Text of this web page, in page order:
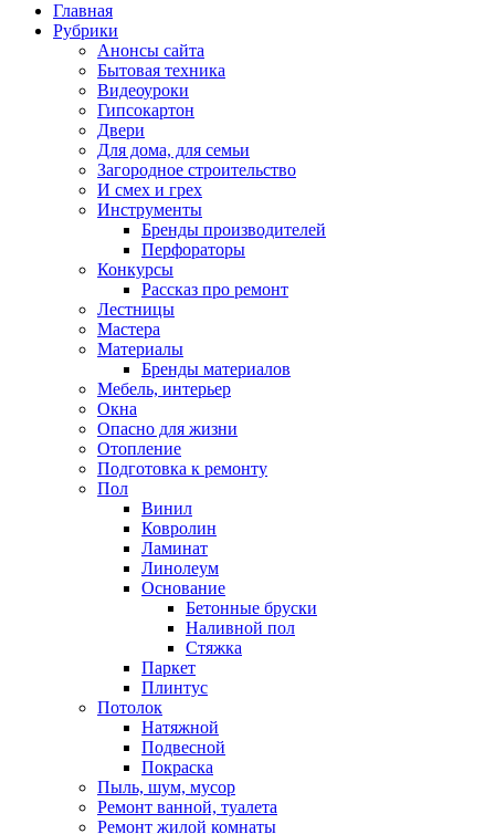
Главная
Рубрики
Анонсы сайта
Бытовая техника
Видеоуроки
Гипсокартон
Двери
Для дома, для семьи
Загородное строительство
И смех и грех
Инструменты
Бренды производителей
Перфораторы
Конкурсы
Рассказ про ремонт
Лестницы
Мастера
Материалы
Бренды материалов
Мебель, интерьер
Окна
Опасно для жизни
Отопление
Подготовка к ремонту
Пол
Винил
Ковролин
Ламинат
Линолеум
Основание
Бетонные бруски
Наливной пол
Стяжка
Паркет
Плинтус
Потолок
Натяжной
Подвесной
Покраска
Пыль, шум, мусор
Ремонт ванной, туалета
Ремонт жилой комнаты